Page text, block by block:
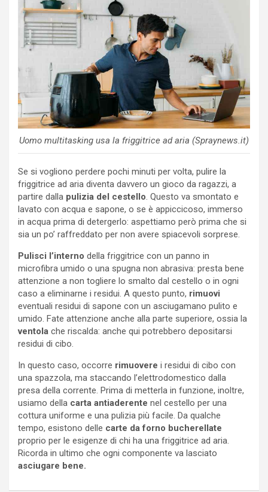
Uomo multitasking usa la friggitrice ad aria (Spraynews.it)
Se si vogliono perdere pochi minuti per volta, pulire la
friggitrice ad aria diventa davvero un gioco da ragazzi, a
partire dalla pulizia del cestello. Questo va smontato e
lavato con acqua e sapone, o se è appiccicoso, immerso
in acqua prima di detergerlo: aspettiamo però prima che si
sia un po’ raffreddato per non avere spiacevoli sorprese.
Pulisci l’interno della friggitrice con un panno in
microfibra umido o una spugna non abrasiva: presta bene
attenzione a non togliere lo smalto dal cestello o in ogni
caso a eliminarne i residui. A questo punto, rimuovi
eventuali residui di sapone con un asciugamano pulito e
umido. Fate attenzione anche alla parte superiore, ossia la
ventola che riscalda: anche qui potrebbero depositarsi
residui di cibo.
In questo caso, occorre rimuovere i residui di cibo con
una spazzola, ma staccando l’elettrodomestico dalla
presa della corrente. Prima di metterla in funzione, inoltre,
usiamo della carta antiaderente nel cestello per una
cottura uniforme e una pulizia più facile. Da qualche
tempo, esistono delle carte da forno bucherellate
proprio per le esigenze di chi ha una friggitrice ad aria.
Ricorda in ultimo che ogni componente va lasciato
asciugare bene.